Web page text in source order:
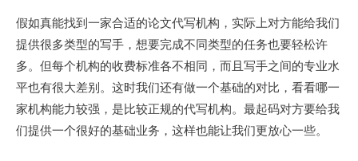
假如真能找到一家合适的论文代写机构，实际上对方能给我们
提供很多类型的写手，想要完成不同类型的任务也要轻松许
多。但每个机构的收费标准各不相同，而且写手之间的专业水
平也有很大差别。这时我们还有做一个基础的对比，看看哪一
家机构能力较强，是比较正规的代写机构。最起码对方要给我
们提供一个很好的基础业务，这样也能让我们更放心一些。